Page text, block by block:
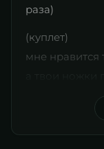
раза)
(куплет)
мне нравится